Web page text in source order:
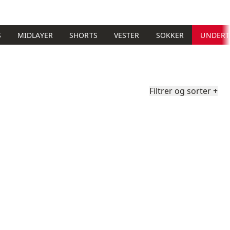
MIDLAYER SHORTS VESTER SOKKER
Filtrer og sorter+